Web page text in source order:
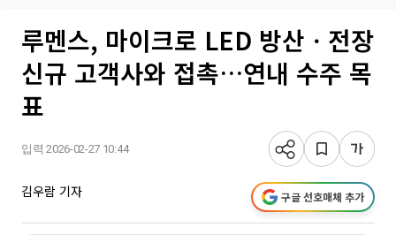
루멘스, 마이크로 LED 방산ㆍ전장
신규 고객사와 접촉…연내 수주 목
표
입력 2026-02-27 10:44
김우람 기자 구글 선호매체 추가